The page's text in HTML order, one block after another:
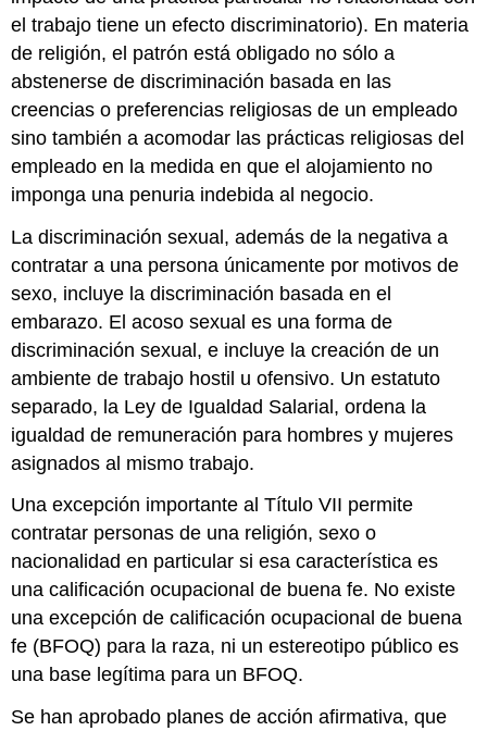
el trabajo tiene un efecto discriminatorio). En materia
de religión, el patrón está obligado no sólo a
abstenerse de discriminación basada en las
creencias o preferencias religiosas de un empleado
sino también a acomodar las prácticas religiosas del
empleado en la medida en que el alojamiento no
imponga una penuria indebida al negocio.
La discriminación sexual, además de la negativa a
contratar a una persona únicamente por motivos de
sexo, incluye la discriminación basada en el
embarazo. El acoso sexual es una forma de
discriminación sexual, e incluye la creación de un
ambiente de trabajo hostil u ofensivo. Un estatuto
separado, la Ley de Igualdad Salarial, ordena la
igualdad de remuneración para hombres y mujeres
asignados al mismo trabajo.
Una excepción importante al Título VII permite
contratar personas de una religión, sexo o
nacionalidad en particular si esa característica es
una calificación ocupacional de buena fe. No existe
una excepción de calificación ocupacional de buena
fe (BFOQ) para la raza, ni un estereotipo público es
una base legítima para un BFOQ.
Se han aprobado planes de acción afirmativa, que